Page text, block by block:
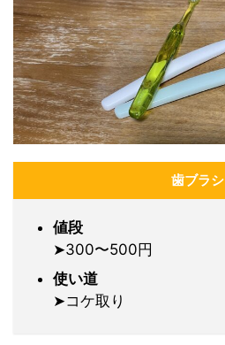
歯ブラシ
値段
➤300〜500円
使い道
➤コケ取り